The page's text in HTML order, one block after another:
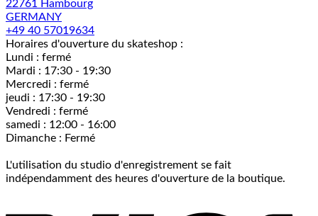
22761 Hambourg
GERMANY
+49 40 57019634
Horaires d'ouverture du skateshop :
Lundi : fermé
Mardi : 17:30 - 19:30
Mercredi : fermé
jeudi : 17:30 - 19:30
Vendredi : fermé
samedi : 12:00 - 16:00
Dimanche : Fermé
L'utilisation du studio d'enregistrement se fait
indépendamment des heures d'ouverture de la boutique.